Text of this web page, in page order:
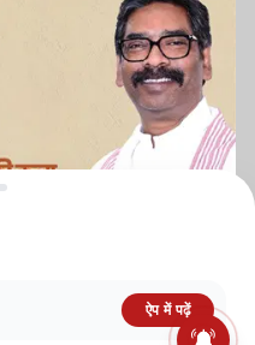
ऐप में पढ़ें